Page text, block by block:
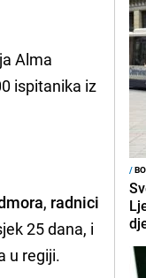
Alma
ispitanika iz
, radnici
25 dana, i
u regiji.
/